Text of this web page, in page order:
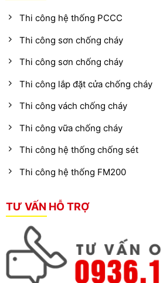
Thi công hệ thống PCCC
Thi công sơn chống cháy
Thi công sơn chống cháy
Thi công lắp đặt cửa chống cháy
Thi công vách chống cháy
Thi công vữa chống cháy
Thi công hệ thống chống sét
Thi công hệ thống FM200
TƯ VẤN HỖ TRỢ